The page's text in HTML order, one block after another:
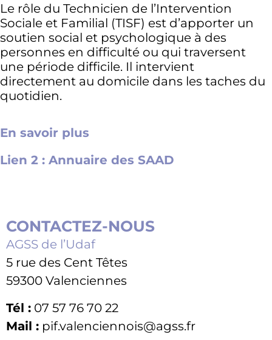
Le rôle du Technicien de l’Intervention
Sociale et Familial (TISF) est d’apporter un
soutien social et psychologique à des
personnes en difficulté ou qui traversent
une période difficile. Il intervient
directement au domicile dans les taches du
quotidien.
En savoir plus
Lien 2 : Annuaire des SAAD
CONTACTEZ-NOUS
AGSS de l’Udaf
5 rue des Cent Têtes
59300 Valenciennes
Tél : 07 57 76 70 22
Mail : pif.valenciennois@agss.fr